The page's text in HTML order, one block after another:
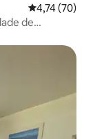
4,74 de uma
4,74 (70)
de